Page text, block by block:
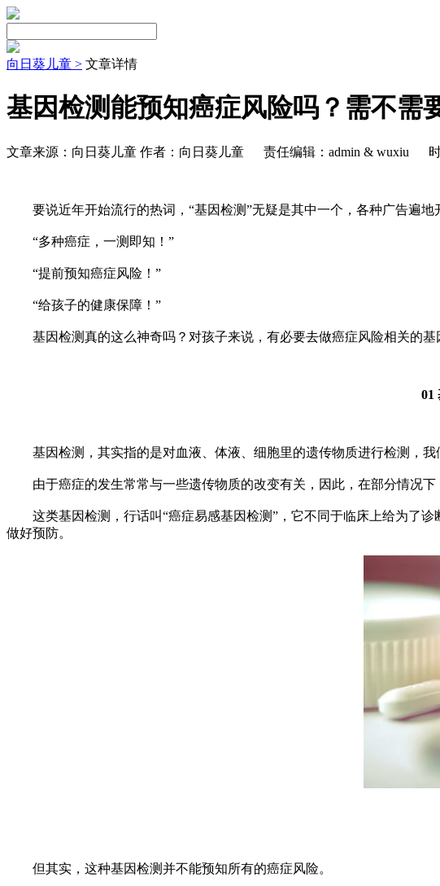
向日葵儿童 > 文章详情
基因检测能预知癌症风险吗？需不需
文章来源：向日葵儿童 作者：向日葵儿童 责任编辑：admin & wuxiu
要说近年开始流行的热词，“基因检测”无疑是其中一个，各种广告遍地
“多种癌症，一测即知！”
“提前预知癌症风险！”
“给孩子的健康保障！”
基因检测真的这么神奇吗？对孩子来说，有必要去做癌症风险相关的基
01
基因检测，其实指的是对血液、体液、细胞里的遗传物质进行检测，我
由于癌症的发生常常与一些遗传物质的改变有关，因此，在部分情况下
这类基因检测，行话叫“癌症易感基因检测”，它不同于临床上给为了诊
做好预防。
但其实，这种基因检测并不能预知所有的癌症风险。